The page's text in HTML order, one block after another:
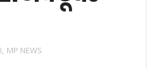
, MP NEWS